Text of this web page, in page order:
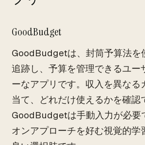
GoodBudget
GoodBudgetは、封筒予算法を
追跡し、予算を管理できるユー
ーなアプリです。収入を異なる
当て、どれだけ使えるかを確認
GoodBudgetは手動入力が必要
オンアプローチを好む視覚的学